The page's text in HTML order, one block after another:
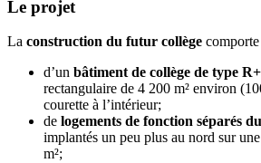
Le projet
La construction du futur collège
d’un bâtiment de collège de type
rectangulaire de 4 200 m² environ
courette à l’intérieur;
de logements de fonction séparés
implantés un peu plus au nord sur
m²;